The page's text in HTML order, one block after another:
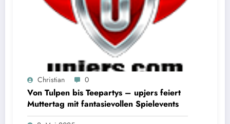
Christian 0
Von Tulpen bis Teepartys – upjers feiert
Muttertag mit fantasievollen Spielevents